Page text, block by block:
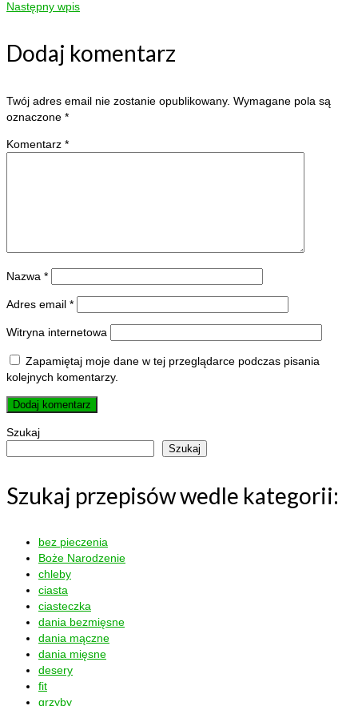
Następny wpis
Dodaj komentarz
Twój adres email nie zostanie opublikowany. Wymagane pola są
oznaczone *
Komentarz *
Nazwa *
Adres email *
Witryna internetowa
Zapamiętaj moje dane w tej przeglądarce podczas pisania
kolejnych komentarzy.
Szukaj
Szukaj
Szukaj przepisów wedle kategorii:
bez pieczenia
Boże Narodzenie
chleby
ciasta
ciasteczka
dania bezmięsne
dania mączne
dania mięsne
desery
fit
grzyby